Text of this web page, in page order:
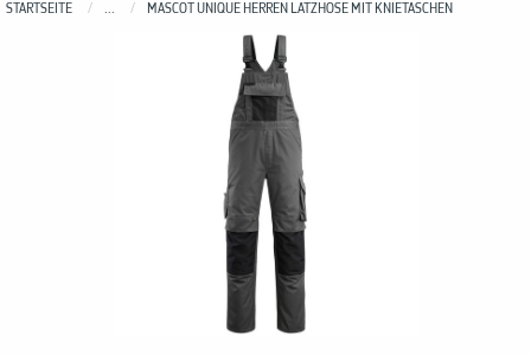
STARTSEITE ... MASCOT UNIQUE HERREN LATZHOSE MIT KNIETASCHEN